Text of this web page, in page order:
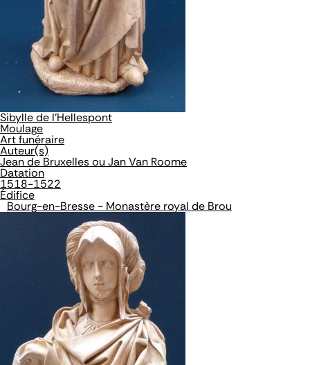
Sibylle de l'Hellespont
Moulage
Art funéraire
Auteur(s)
Jean de Bruxelles ou Jan Van Roome
Datation
1518-1522
Édifice
Bourg-en-Bresse - Monastère royal de Brou